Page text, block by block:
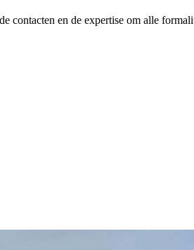
contacten en de expertise om alle